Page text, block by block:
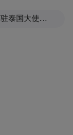
中国驻泰国大使馆发布关于中国公民来泰国参加文体活动的提醒